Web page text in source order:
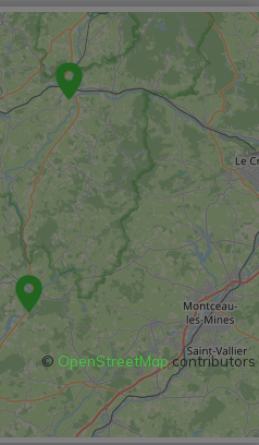
© OpenStreetMapcontributors